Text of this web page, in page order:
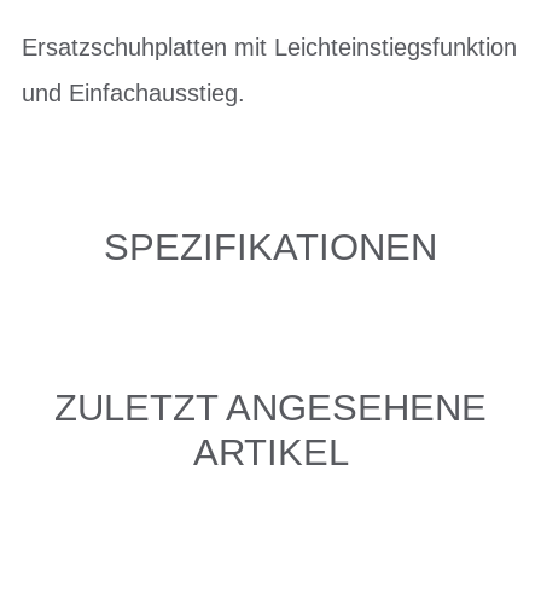
Ersatzschuhplatten mit Leichteinstiegsfunktion
und Einfachausstieg.
SPEZIFIKATIONEN
ZULETZT ANGESEHENE
ARTIKEL